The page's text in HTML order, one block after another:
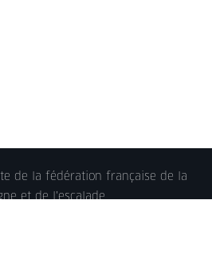
de la fédération française de la
et de l'escalade